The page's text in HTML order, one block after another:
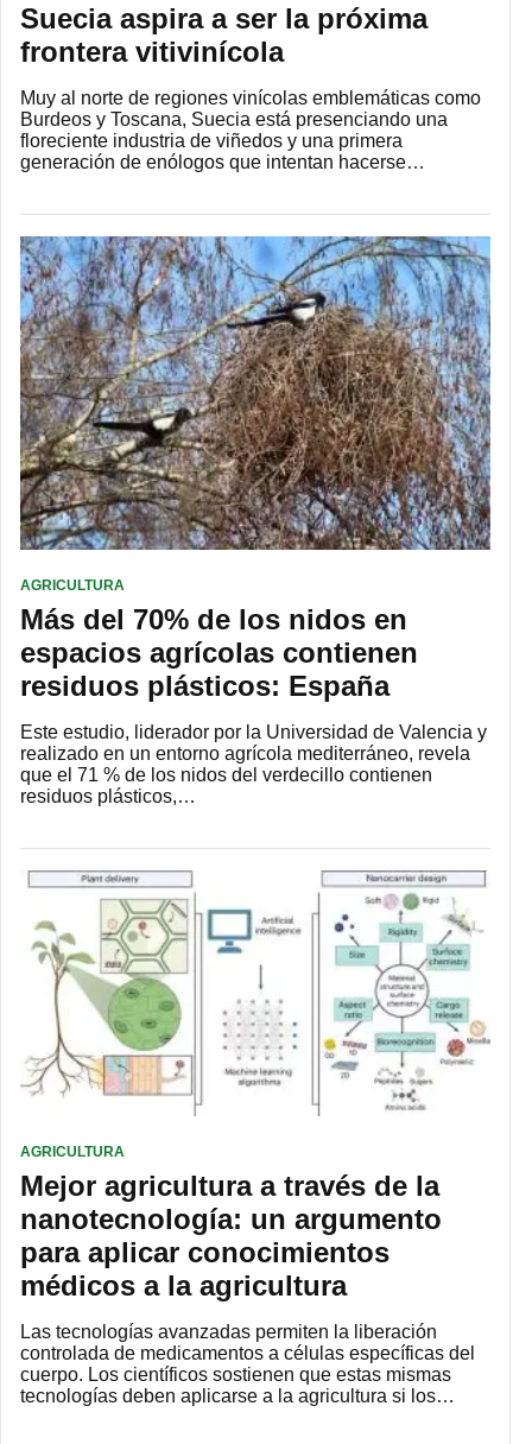
Suecia aspira a ser la próxima
frontera vitivinícola
Muy al norte de regiones vinícolas emblemáticas como
Burdeos y Toscana, Suecia está presenciando una
floreciente industria de viñedos y una primera
generación de enólogos que intentan hacerse…
AGRICULTURA
Más del 70% de los nidos en
espacios agrícolas contienen
residuos plásticos: España
Este estudio, liderador por la Universidad de Valencia y
realizado en un entorno agrícola mediterráneo, revela
que el 71 % de los nidos del verdecillo contienen
residuos plásticos,…
AGRICULTURA
Mejor agricultura a través de la
nanotecnología: un argumento
para aplicar conocimientos
médicos a la agricultura
Las tecnologías avanzadas permiten la liberación
controlada de medicamentos a células específicas del
cuerpo. Los científicos sostienen que estas mismas
tecnologías deben aplicarse a la agricultura si los…